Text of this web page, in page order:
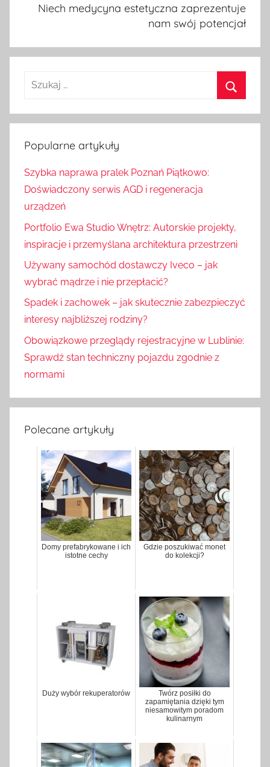
Niech medycyna estetyczna zaprezentuje
nam swój potencjał
u
a
z
Popularne artykuły
Szybka naprawa pralek Poznań Piątkowo:
Doświadczony serwis AGD i regeneracja
urządzeń
Portfolio Ewa Studio Wnętrz: Autorskie projekty,
inspiracje i przemyślana architektura przestrzeni
Używany samochód dostawczy Iveco – jak
wybrać mądrze i nie przepłacić?
Spadek i zachowek – jak skutecznie zabezpieczyć
interesy najbliższej rodziny?
Obowiązkowe przeglądy rejestracyjne w Lublinie:
Sprawdź stan techniczny pojazdu zgodnie z
normami
Polecane artykuły
Domy prefabrykowane i ich
istotne cechy
Gdzie poszukiwać monet
do kolekcji?
Duży wybór rekuperatorów
Twórz posiłki do
zapamiętania dzięki tym
niesamowitym poradom
kulinarnym